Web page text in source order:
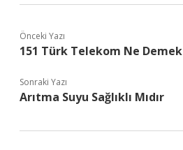
Önceki Yazı
151 Türk Telekom Ne Demek
Sonraki Yazı
Arıtma Suyu Sağlıklı Mıdır